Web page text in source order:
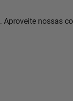
. Aproveite nossas